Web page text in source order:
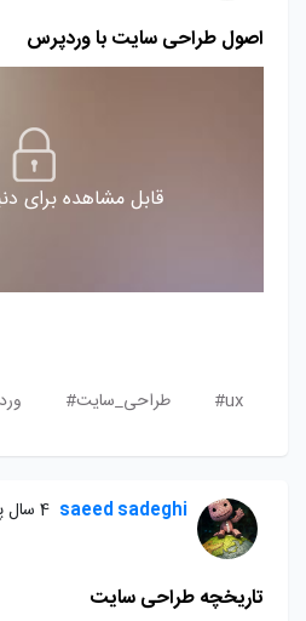
اصول طراحی سایت با وردپرس
قابل مشاهده برای
ux# طراحی_سایت#
saeed sadeghi 4 سال پیش
تاریخچه طراحی سایت